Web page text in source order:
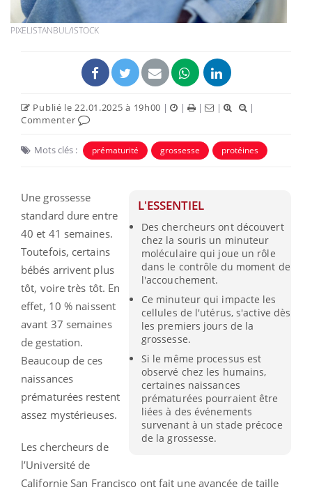
PIXELISTANBUL/ISTOCK
Publié le 22.01.2025 à 19h00 | | | |
|
Commenter
Mots clés : prématurité grossesse protéines
L'ESSENTIEL
Des chercheurs ont découvert
chez la souris un minuteur
moléculaire qui joue un rôle
dans le contrôle du moment de
l'accouchement.
Ce minuteur qui impacte les
cellules de l'utérus, s'active dès
les premiers jours de la
grossesse.
Si le même processus est
observé chez les humains,
certaines naissances
prématurées pourraient être
liées à des événements
survenant à un stade précoce
de la grossesse.
Une grossesse
standard dure entre
40 et 41 semaines.
Toutefois, certains
bébés arrivent plus
tôt, voire très tôt. En
effet, 10 % naissent
avant 37 semaines
de gestation.
Beaucoup de ces
naissances
prématurées restent
assez mystérieuses.
Les chercheurs de
l’Université de
Californie San Francisco ont fait une avancée de taille